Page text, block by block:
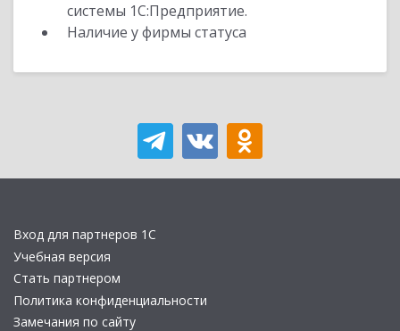
системы 1С:Предприятие.
Наличие у фирмы статуса
Вход для партнеров 1С
Учебная версия
Стать партнером
Политика конфиденциальности
Замечания по сайту